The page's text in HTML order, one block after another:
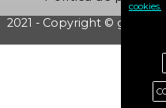
2021 - Copyright © grupo
cookies.